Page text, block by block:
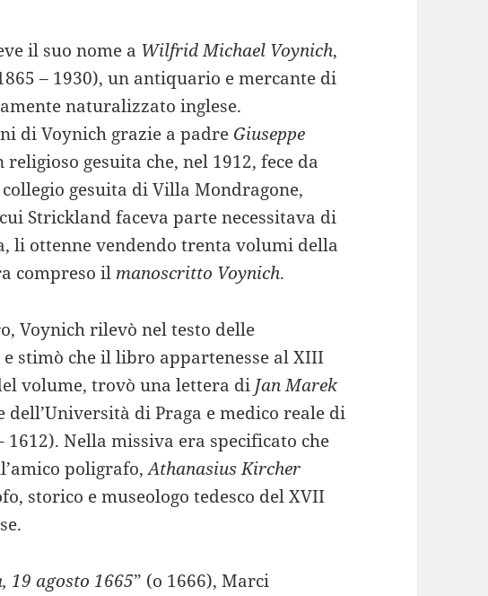
il suo nome a Wilfrid Michael Voynich,
– 1930), un antiquario e mercante di
naturalizzato inglese.
di Voynich grazie a padre Giuseppe
religioso gesuita che, nel 1912, fece da
gesuita di Villa Mondragone,
Strickland faceva parte necessitava di
li ottenne vendendo trenta volumi della
compreso il manoscritto Voynich.
Voynich rilevò nel testo delle
stimò che il libro appartenesse al XIII
volume, trovò una lettera di Jan Marek
dell’Università di Praga e medico reale di
1612). Nella missiva era specificato che
poligrafo,Athanasius Kircher
storico e museologo tedesco del XVII
19 agosto 1665” (o 1666), Marci